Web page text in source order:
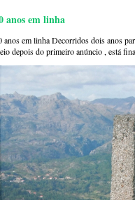
anos em linha
anos em linha Decorridos dois anos
depois do primeiro anúncio , está